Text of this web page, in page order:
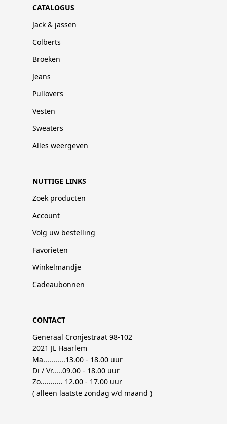
CATALOGUS
Jack & jassen
Colberts
Broeken
Jeans
Pullovers
Vesten
Sweaters
Alles weergeven
NUTTIGE LINKS
Zoek producten
Account
Volg uw bestelling
Favorieten
Winkelmandje
Cadeaubonnen
CONTACT
Generaal Cronjestraat 98-102
2021 JL Haarlem
Ma...........13.00 - 18.00 uur
Di / Vr.....09.00 - 18.00 uur
Zo........... 12.00 - 17.00 uur
( alleen laatste zondag v/d maand )